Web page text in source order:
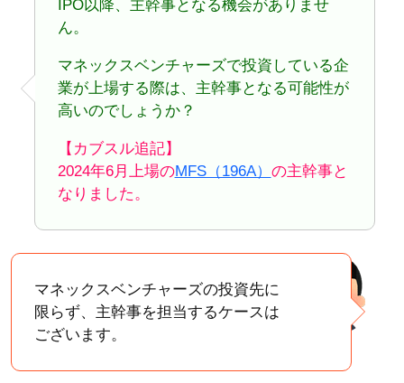
IPO以降、主幹事となる機会がありませ
ん。
マネックスベンチャーズで投資している企
業が上場する際は、主幹事となる可能性が
高いのでしょうか？
【カブスル追記】
2024年6月上場のMFS（196A） の主幹事と
なりました。
マネックスベンチャーズの投資先に
限らず、主幹事を担当するケースは
ございます。